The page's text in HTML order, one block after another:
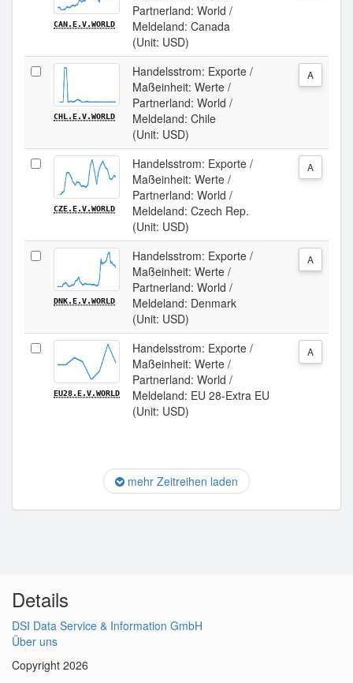
CAN.E.V.WORLD
Partnerland: World /
Meldeland: Canada
(Unit: USD)
CHL.E.V.WORLD
Handelsstrom: Exporte /
Maßeinheit: Werte /
Partnerland: World /
Meldeland: Chile
(Unit: USD)
A
CZE.E.V.WORLD
Handelsstrom: Exporte /
Maßeinheit: Werte /
Partnerland: World /
Meldeland: Czech Rep.
(Unit: USD)
A
DNK.E.V.WORLD
Handelsstrom: Exporte /
Maßeinheit: Werte /
Partnerland: World /
Meldeland: Denmark
(Unit: USD)
A
EU28.E.V.WORLD
Handelsstrom: Exporte /
Maßeinheit: Werte /
Partnerland: World /
Meldeland: EU 28-Extra EU
(Unit: USD)
A
mehr Zeitreihen laden
Details
DSI Data Service & Information GmbH
Über uns
Copyright 2026